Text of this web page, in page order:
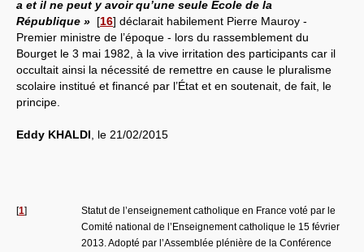
a et il ne peut y avoir qu’une seule École de la
République » [16] déclarait habilement Pierre Mauroy -
Premier ministre de l’époque - lors du rassemblement du
Bourget le 3 mai 1982, à la vive irritation des participants car il
occultait ainsi la nécessité de remettre en cause le pluralisme
scolaire institué et financé par l’État et en soutenait, de fait, le
principe.
Eddy KHALDI , le 21/02/2015
[1]
Statut de l’enseignement catholique en France voté par le
Comité national de l’Enseignement catholique le 15 février
2013. Adopté par l’Assemblée plénière de la Conférence